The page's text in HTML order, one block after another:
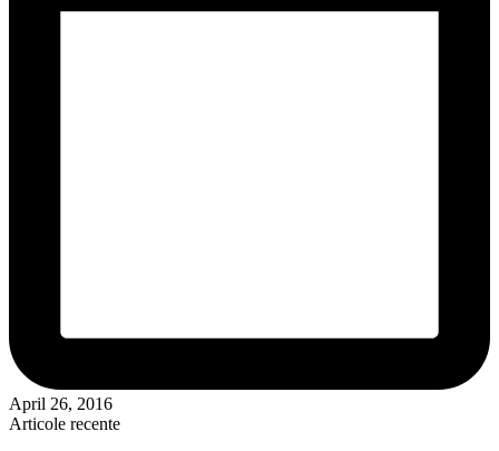
April 26, 2016
Articole recente